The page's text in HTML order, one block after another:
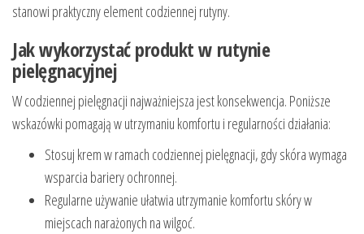
stanowi praktyczny element codziennej rutyny.
Jak wykorzystać produkt w rutynie
pielęgnacyjnej
W codziennej pielęgnacji najważniejsza jest konsekwencja. Poniższe
wskazówki pomagają w utrzymaniu komfortu i regularności działania:
Stosuj krem w ramach codziennej pielęgnacji, gdy skóra wymaga
wsparcia bariery ochronnej.
Regularne używanie ułatwia utrzymanie komfortu skóry w
miejscach narażonych na wilgoć.